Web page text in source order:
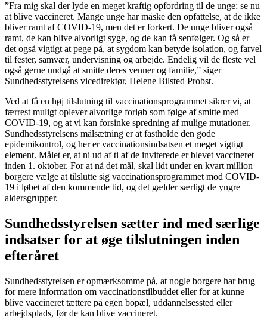
”Fra mig skal der lyde en meget kraftig opfordring til de unge: se nu
at blive vaccineret. Mange unge har måske den opfattelse, at de ikke
bliver ramt af COVID-19, men det er forkert. De unge bliver også
ramt, de kan blive alvorligt syge, og de kan få senfølger. Og så er
det også vigtigt at pege på, at sygdom kan betyde isolation, og farvel
til fester, samvær, undervisning og arbejde. Endelig vil de fleste vel
også gerne undgå at smitte deres venner og familie,” siger
Sundhedsstyrelsens vicedirektør, Helene Bilsted Probst.
Ved at få en høj tilslutning til vaccinationsprogrammet sikrer vi, at
færrest muligt oplever alvorlige forløb som følge af smitte med
COVID-19, og at vi kan forsinke spredning af mulige mutationer.
Sundhedsstyrelsens målsætning er at fastholde den gode
epidemikontrol, og her er vaccinationsindsatsen et meget vigtigt
element. Målet er, at ni ud af ti af de inviterede er blevet vaccineret
inden 1. oktober. For at nå det mål, skal lidt under en kvart million
borgere vælge at tilslutte sig vaccinationsprogrammet mod COVID-
19 i løbet af den kommende tid, og det gælder særligt de yngre
aldersgrupper.
Sundhedsstyrelsen sætter ind med særlige
indsatser for at øge tilslutningen inden
efteråret
Sundhedsstyrelsen er opmærksomme på, at nogle borgere har brug
for mere information om vaccinationstilbuddet eller for at kunne
blive vaccineret tættere på egen bopæl, uddannelsessted eller
arbejdsplads, før de kan blive vaccineret.